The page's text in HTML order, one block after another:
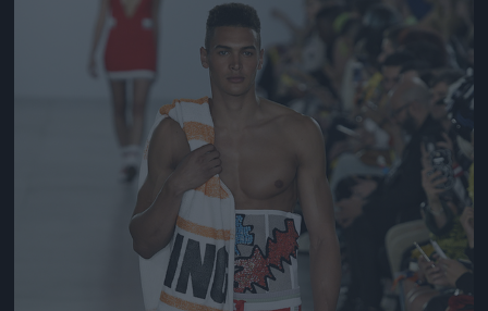
Jön még kép!